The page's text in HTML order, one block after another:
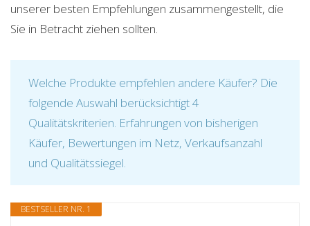
unserer besten Empfehlungen zusammengestellt, die
Sie in Betracht ziehen sollten.
Welche Produkte empfehlen andere Käufer? Die
folgende Auswahl berücksichtigt 4
Qualitätskriterien. Erfahrungen von bisherigen
Käufer, Bewertungen im Netz, Verkaufsanzahl
und Qualitätssiegel.
BESTSELLER NR. 1